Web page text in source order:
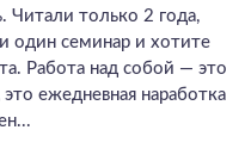
Читали только 2 года,
один семинар и хотите
Работа над собой — это
это ежедневная наработка